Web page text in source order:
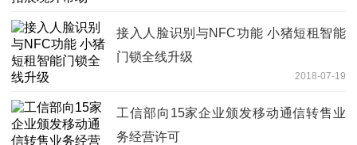
接入人脸识别与NFC功能 小猪短租智能
门锁全线升级
2018-07-19
工信部向15家企业颁发移动通信转售业
务经营许可